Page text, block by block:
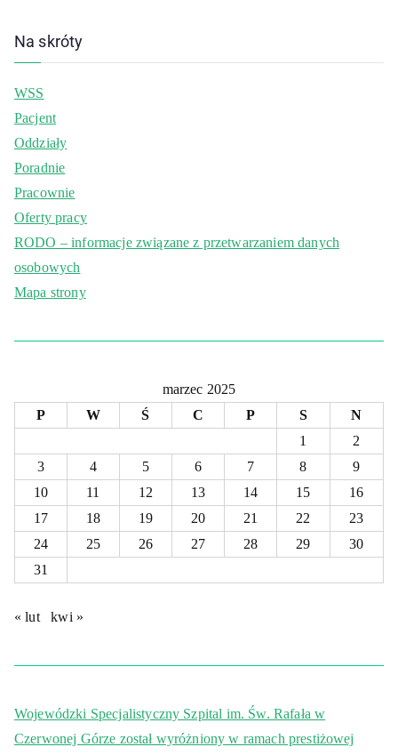
Na skróty
WSS
Pacjent
Oddziały
Poradnie
Pracownie
Oferty pracy
RODO – informacje związane z przetwarzaniem danych
osobowych
Mapa strony
marzec 2025
P
W Ś C P S
N
1
2
3
4 5 6 7 8
9
10
11 12 13 14 15
16
17
18 19 20 21 22
23
24
25 26 27 28 29
30
31
« lut kwi »
Wojewódzki Specjalistyczny Szpital im. Św. Rafała w
Czerwonej Górze został wyróżniony w ramach prestiżowej